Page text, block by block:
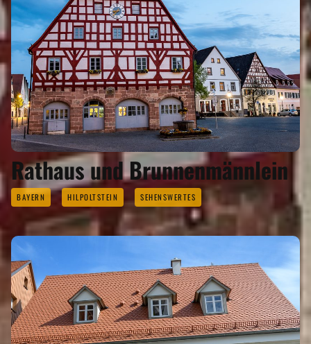
Rathaus und Brunnenmännlein
BAYERN HILPOLTSTEIN SEHENSWERTES